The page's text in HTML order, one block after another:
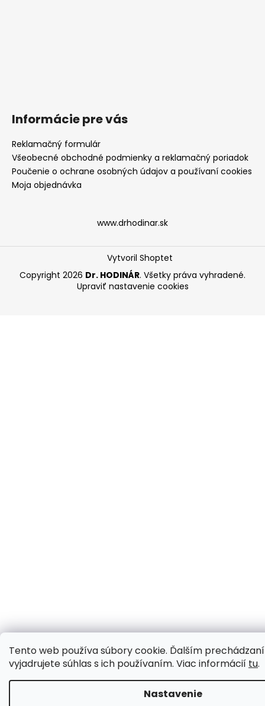
Tento web používa súbory cookie. Ďalším
vyjadrujete súhlas s ich používaním. Viac informácií tu.
Nastavenie
Informácie pre vás
Reklamačný formulár
Všeobecné obchodné podmienky a reklamačný poriadok
Poučenie o ochrane osobných údajov a používaní cookies
Moja objednávka
www.drhodinar.sk
Vytvoril Shoptet
Copyright 2026 Dr. HODINÁR. Všetky práva vyhradené.
Upraviť nastavenie cookies